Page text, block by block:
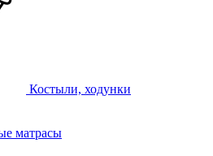
Костыли, ходунки
матрасы